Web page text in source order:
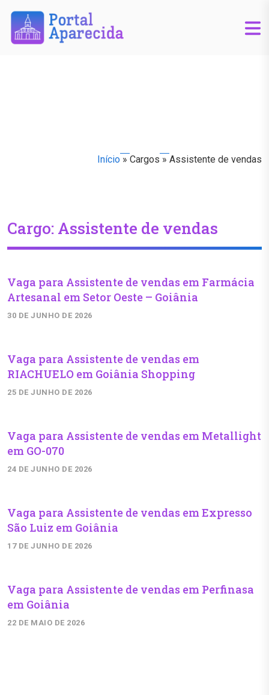
Início » Cargos » Assistente de vendas
Cargo: Assistente de vendas
Vaga para Assistente de vendas em Farmácia
Artesanal em Setor Oeste – Goiânia
30 DE JUNHO DE 2026
Vaga para Assistente de vendas em
RIACHUELO em Goiânia Shopping
25 DE JUNHO DE 2026
Vaga para Assistente de vendas em Metallight
em GO-070
24 DE JUNHO DE 2026
Vaga para Assistente de vendas em Expresso
São Luiz em Goiânia
17 DE JUNHO DE 2026
Vaga para Assistente de vendas em Perfinasa
em Goiânia
22 DE MAIO DE 2026